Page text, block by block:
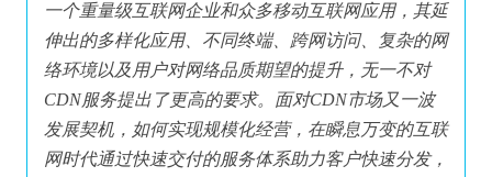
一个重量级互联网企业和众多移动互联网应用，其延
伸出的多样化应用、不同终端、跨网访问、复杂的网
络环境以及用户对网络品质期望的提升，无一不对
CDN服务提出了更高的要求。面对CDN市场又一波
发展契机，如何实现规模化经营，在瞬息万变的互联
网时代通过快速交付的服务体系助力客户快速分发，